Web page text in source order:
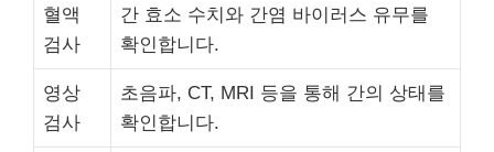
혈액
검사
간 효소 수치와 간염 바이러스 유무를
확인합니다.
영상
검사
초음파, CT, MRI 등을 통해 간의 상태를
확인합니다.